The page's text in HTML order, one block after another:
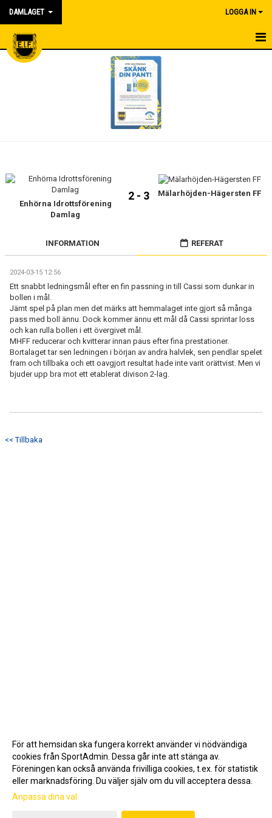
DAMLAGET LOGGA IN
HEM
BILDGALLERI
SPONSORER
Enhörna Idrottsförening
Damlag
2 - 3 Mälarhöjden-Hägersten FF
INFORMATION REFERAT
2024-03-15 12:56
Ett snabbt ledningsmål efter en fin passning in till Cassi som dunkar in
bollen i mål.
Jämt spel på plan men det märks att hemmalaget inte gjort så många
pass med boll ännu. Dock kommer ännu ett mål då Cassi sprintar loss
och kan rulla bollen i ett övergivet mål.
MHFF reducerar och kvitterar innan paus efter fina prestationer.
Bortalaget tar sen ledningen i början av andra halvlek, sen pendlar spelet
fram och tillbaka och ett oavgjort resultat hade inte varit orättvist. Men vi
bjuder upp bra mot ett etablerat divison 2-lag.
<< Tillbaka
Gå till Webbversion
För att hemsidan ska fungera korrekt använder vi nödvändiga
cookies från SportAdmin. Dessa går inte att stänga av.
Föreningen kan också använda frivilliga cookies, t.ex. för statistik
eller marknadsföring. Du väljer själv om du vill acceptera dessa.
Anpassa dina val